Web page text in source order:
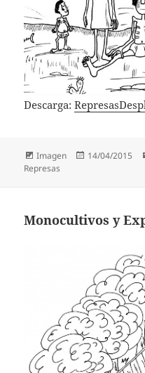
Descarga:
Formato
Imagen
Publicado
14/04/2015
Represas
Monocultivos y